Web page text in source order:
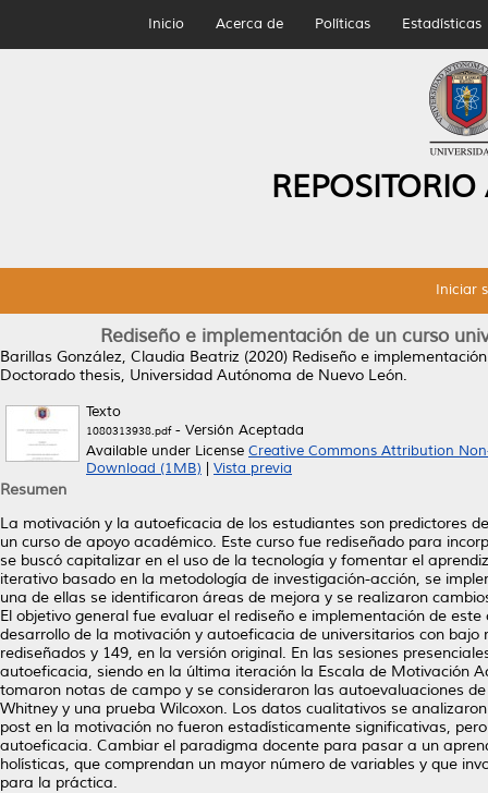
Inicio Acerca de Políticas Estadísticas
Iniciar
Rediseño e implementación de un curso
Barillas González, Claudia Beatriz (2020) Rediseño e
Doctorado thesis, Universidad Autónoma de Nuevo León.
Texto
1080313938.pdf- Versión Aceptada
Available under License Creative Commons Attribution
Download (1MB)
Vista previa
Resumen
La motivación y la autoeficacia de los estudiantes son predictores
un curso de apoyo académico. Este curso fue rediseñado para
se buscó capitalizar en el uso de la tecnología y fomentar el
iterativo basado en la metodología de investigación-acción, se
una de ellas se identificaron áreas de mejora y se realizaron
El objetivo general fue evaluar el rediseño e implementación de
desarrollo de la motivación y autoeficacia de universitarios con
rediseñados y 149, en la versión original. En las sesiones
autoeficacia, siendo en la última iteración la Escala de Motivación
tomaron notas de campo y se consideraron las autoevaluaciones
Whitney y una prueba Wilcoxon. Los datos cualitativos se
post en la motivación no fueron estadísticamente significativas,
autoeficacia. Cambiar el paradigma docente para pasar a un
holísticas, que comprendan un mayor número de variables y que
para la práctica.